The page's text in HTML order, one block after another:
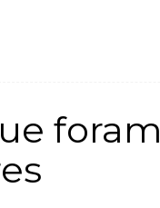
foram